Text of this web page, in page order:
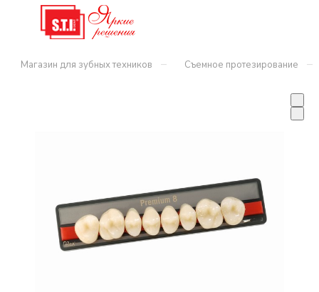
Магазин для зубных техников – Съемное протезирование –